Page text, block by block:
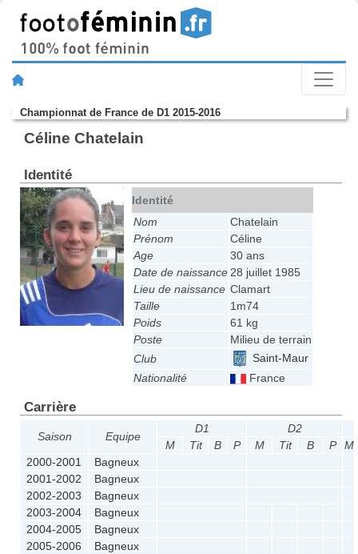
Championnat de France de D1 2015-2016
Céline Chatelain
Identité
Identité
Nom
Chatelain
Prénom
Céline
Age
30 ans
Date de naissance 28 juillet 1985
Lieu de naissance Clamart
Taille
1m74
Poids
61 kg
Poste
Milieu de terrain
Club
Saint-Maur
Nationalité
France
Carrière
Saison Equipe
D1
D2
M
Tit B P M Tit B P M
2000-2001
Bagneux
2001-2002
Bagneux
2002-2003
Bagneux
2003-2004
Bagneux
2004-2005
Bagneux
2005-2006
Bagneux